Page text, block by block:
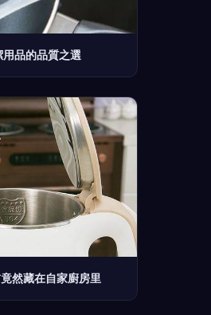
品的品質之選
然藏在自家廚房里